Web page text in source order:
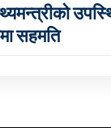
सहमति